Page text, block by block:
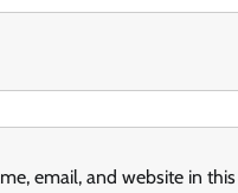
email, and website in